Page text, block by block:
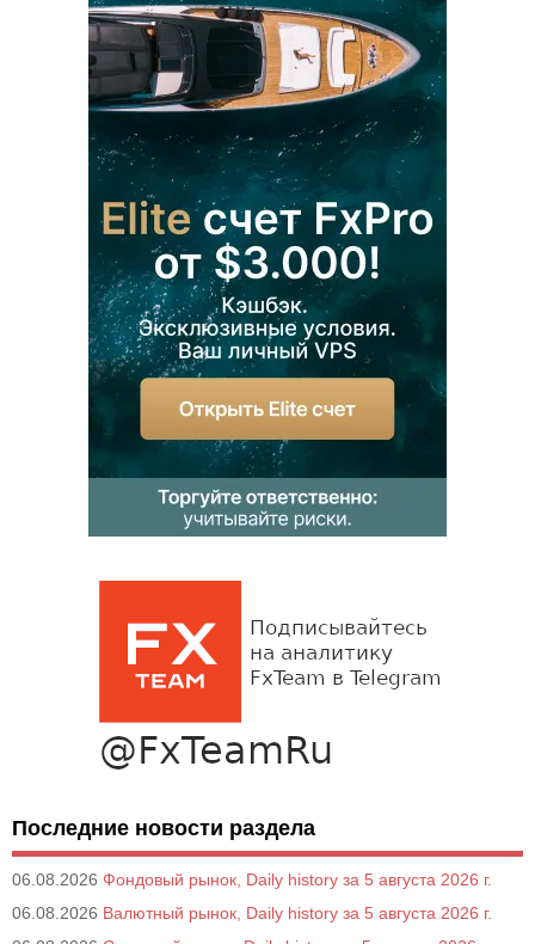
Последние новости раздела
06.08.2026 Фондовый рынок, Daily history за 5 августа 2026 г.
06.08.2026 Валютный рынок, Daily history за 5 августа 2026 г.